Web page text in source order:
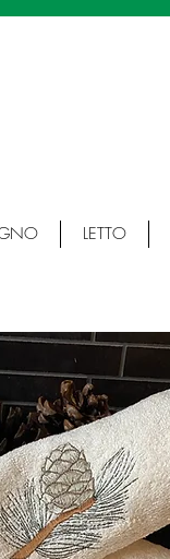
LETTO